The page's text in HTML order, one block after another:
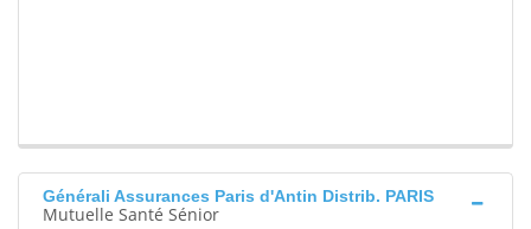
Générali Assurances Paris d'Antin Distrib. PARIS
Mutuelle Santé Sénior